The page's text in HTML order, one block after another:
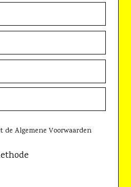
de Algemene Voorwaarden